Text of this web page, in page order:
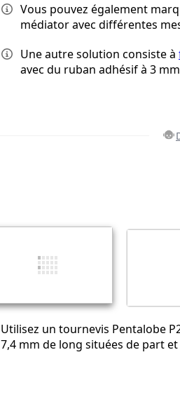
Vous pouvez également
médiator avec différentes
Une autre solution consiste à
avec du ruban adhésif à 3
Utilisez un tournevis Pentalobe
7,4 mm de long situées de part